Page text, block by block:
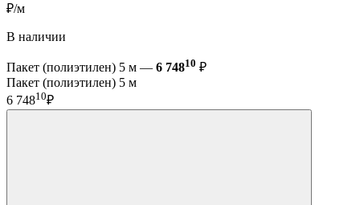
₽/м
В наличии
Пакет (полиэтилен) 5 м — 6 74810 ₽
Пакет (полиэтилен) 5 м
6 74810₽